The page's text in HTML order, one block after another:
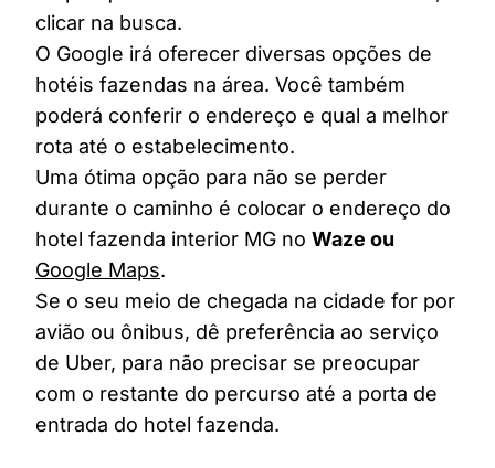
clicar na busca.
O Google irá oferecer diversas opções de
hotéis fazendas na área. Você também
poderá conferir o endereço e qual a melhor
rota até o estabelecimento.
Uma ótima opção para não se perder
durante o caminho é colocar o endereço do
hotel fazenda interior MG no Waze ou
Google Maps.
Se o seu meio de chegada na cidade for por
avião ou ônibus, dê preferência ao serviço
de Uber, para não precisar se preocupar
com o restante do percurso até a porta de
entrada do hotel fazenda.